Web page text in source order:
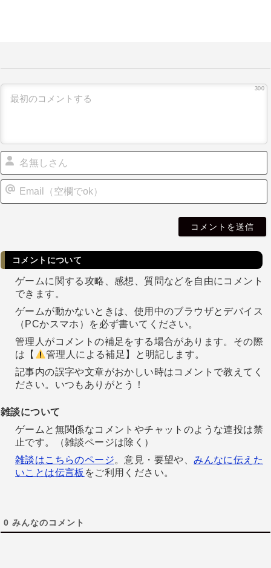
300
コメントについて
ゲームに関する攻略、感想、質問などを自由にコメント
できます。
ゲームが動かないときは、使用中のブラウザとデバイス
（PCかスマホ）を必ず書いてください。
管理人がコメントの補足をする場合があります。その際
は【
管理人による補足】と明記します。
記事内の誤字や文章がおかしい時はコメントで教えてく
ださい。いつもありがとう！
雑談について
ゲームと無関係なコメントやチャットのような連投は禁
止です。（雑談ページは除く）
雑談はこちらのページ。意見・要望や、みんなに伝えた
いことは伝言板 をご利用ください。
0 みんなのコメント